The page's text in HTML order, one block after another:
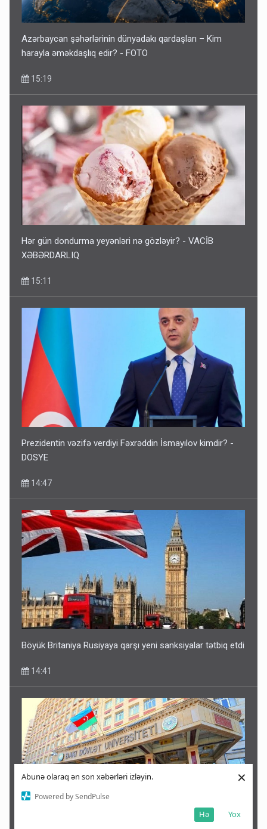
Abunə olaraq ən son xəbərləri izləyin.
Powered by SendPulse
Yox
Hə
×
Azərbaycan şəhərlərinin dünyadakı qardaşları – Kim
harayla əməkdaşlıq edir? - FOTO
15:19
Hər gün dondurma yeyənləri nə gözləyir? - VACİB
XƏBƏRDARLIQ
15:11
Prezidentin vəzifə verdiyi Fəxrəddin İsmayılov kimdir? -
DOSYE
14:47
Böyük Britaniya Rusiyaya qarşı yeni sanksiyalar tətbiq etdi
14:41